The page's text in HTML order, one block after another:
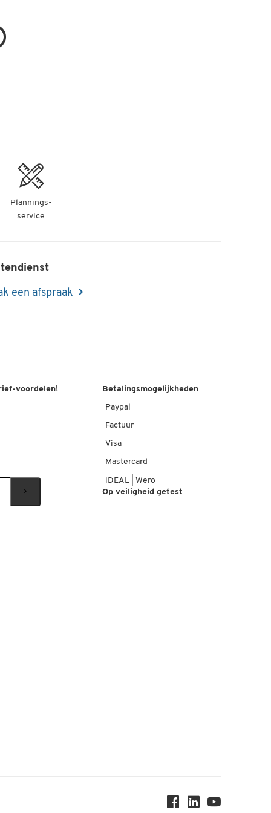
Plannings-
service
een afspraak
voordelen! Betalingsmogelijkheden
Paypal
Factuur
Visa
Mastercard
iDEAL | Wero
Op veiligheid getest